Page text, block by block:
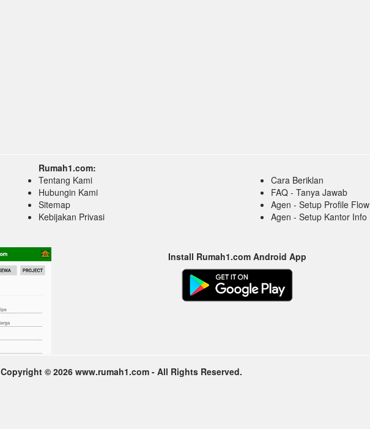
Rumah1.com:
Tentang Kami
Hubungin Kami
Sitemap
Kebijakan Privasi
Cara Beriklan
FAQ - Tanya Jawab
Agen - Setup Profile Flow
Agen - Setup Kantor Info
Install Rumah1.com Android App
Copyright © 2026 www.rumah1.com - All Rights Reserved.